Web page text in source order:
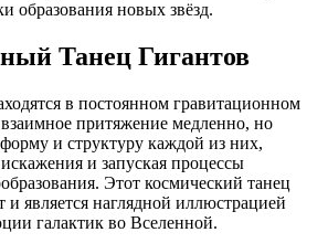
образования новых звёзд.
Танец Гигантов
в постоянном гравитационном
притяжение медленно, но
и структуру каждой из них,
и запуская процессы
Этот космический танец
является наглядной иллюстрацией
галактик во Вселенной.